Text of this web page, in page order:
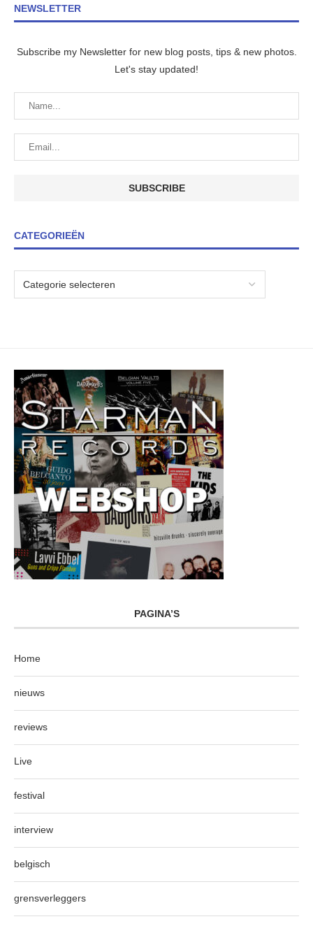
NEWSLETTER
Subscribe my Newsletter for new blog posts, tips & new photos.
Let's stay updated!
CATEGORIEËN
PAGINA’S
Home
nieuws
reviews
Live
festival
interview
belgisch
grensverleggers